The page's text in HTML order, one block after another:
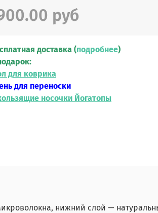
руб
доставка (подробнее)
для коврика
для переноски
носочки Йогатопы
нижний слой —